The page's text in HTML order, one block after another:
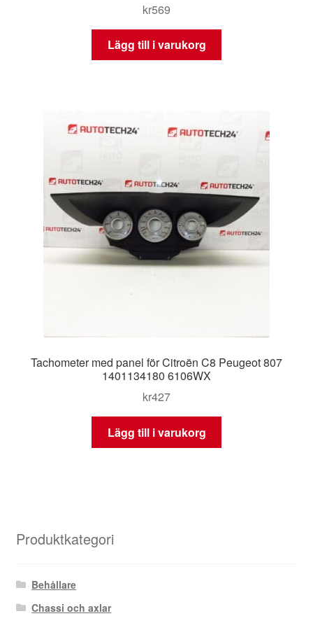
kr569
Lägg till i varukorg
Tachometer med panel för Citroën C8 Peugeot 807
1401134180 6106WX
kr427
Lägg till i varukorg
Produktkategori
Behållare
Chassi och axlar